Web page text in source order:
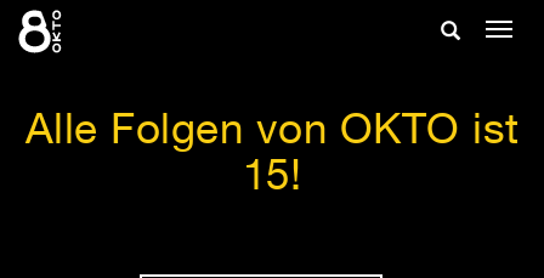
Zum
Inhalt
Suche
Alle Folgen von OKTO ist
15!